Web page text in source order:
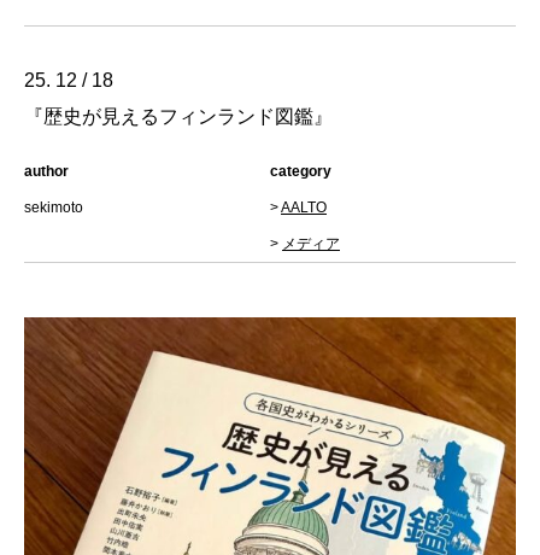
25. 12 / 18
『歴史が見えるフィンランド図鑑』
author
sekimoto
category
>AALTO
> メディア